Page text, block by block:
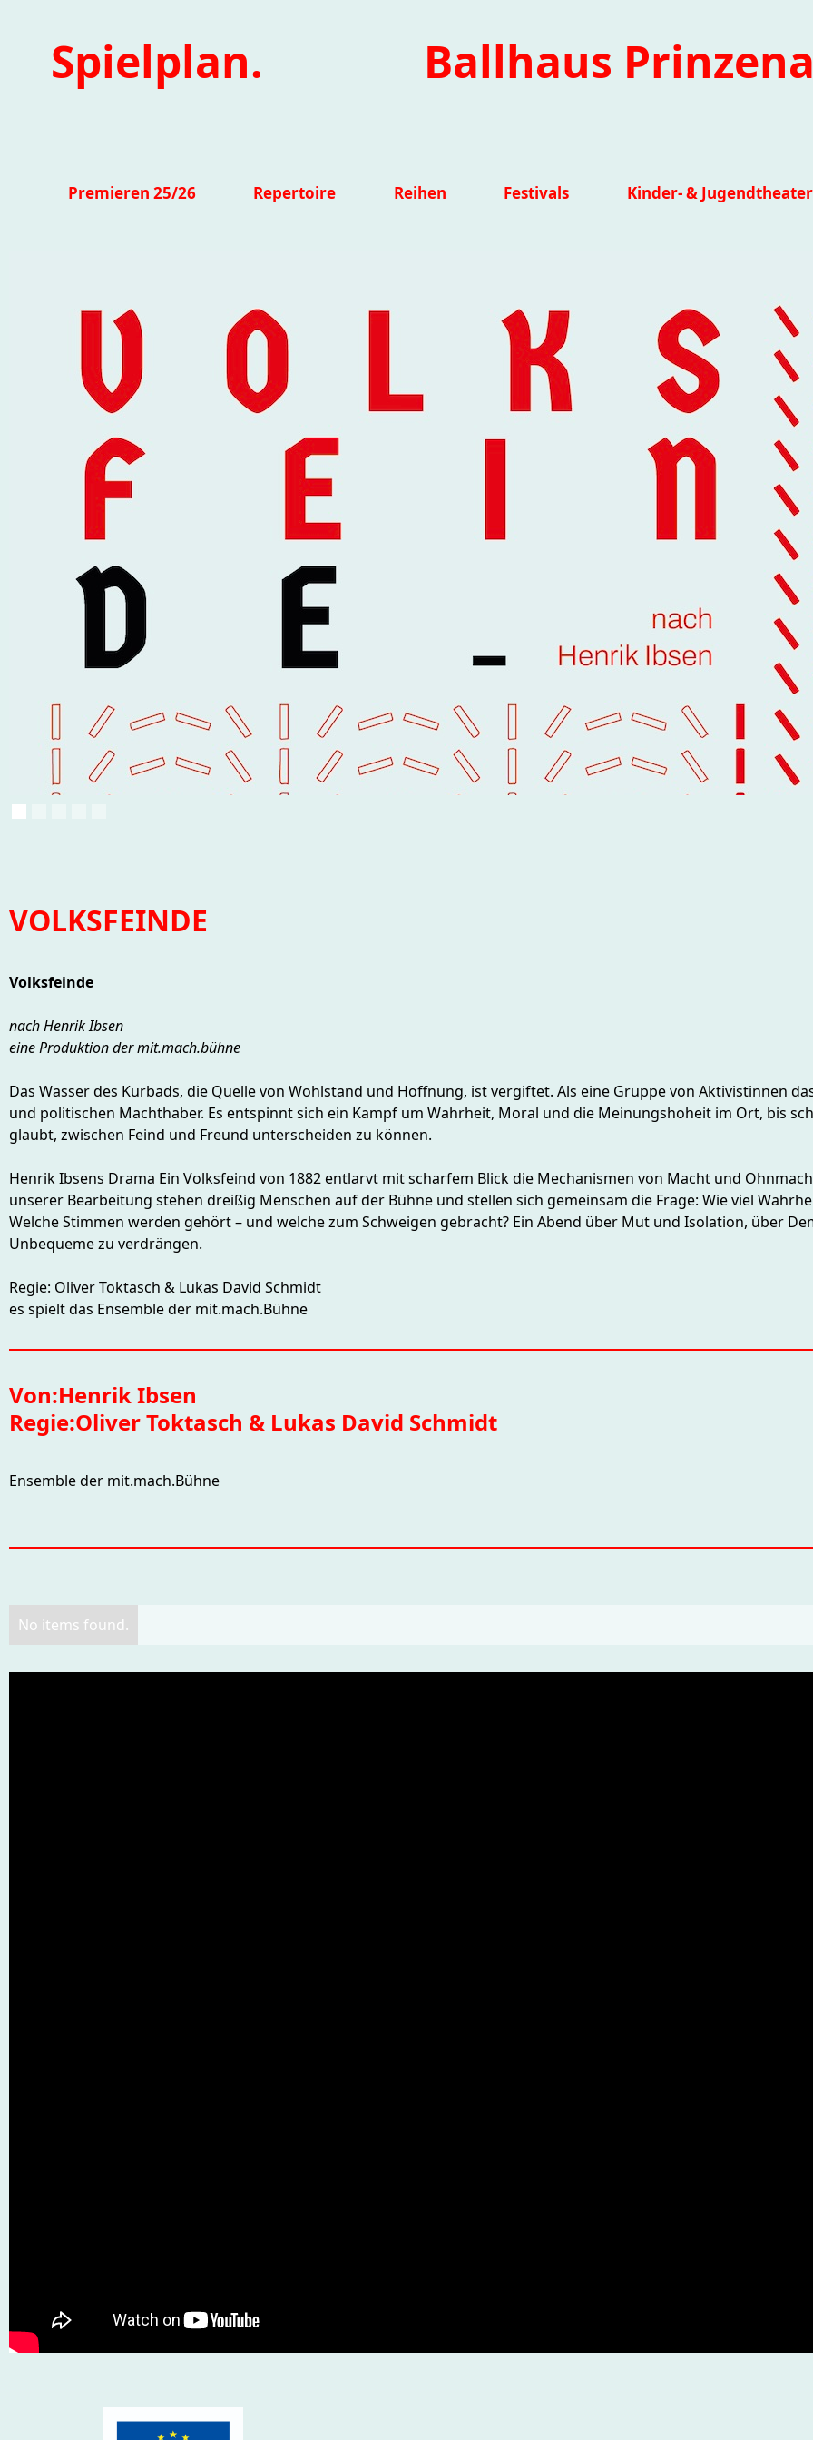
Spielplan. Ballhaus
Premieren 25/26 Repertoire Reihen Festivals Kinder- & Jugendtheater
VOLKSFEINDE
Volksfeinde
nach Henrik Ibsen
eine Produktion der mit.mach.bühne
Das Wasser des Kurbads, die Quelle von Wohlstand und Hoffnung, ist vergiftet. Als eine Gruppe von Aktivistinnen
und politischen Machthaber. Es entspinnt sich ein Kampf um Wahrheit, Moral und die Meinungshoheit im Ort, bis
glaubt, zwischen Feind und Freund unterscheiden zu können.
Henrik Ibsens Drama Ein Volksfeind von 1882 entlarvt mit scharfem Blick die Mechanismen von Macht und
unserer Bearbeitung stehen dreißig Menschen auf der Bühne und stellen sich gemeinsam die Frage: Wie viel
Welche Stimmen werden gehört – und welche zum Schweigen gebracht? Ein Abend über Mut und Isolation, über
Unbequeme zu verdrängen.
Regie: Oliver Toktasch & Lukas David Schmidt
es spielt das Ensemble der mit.mach.Bühne
Von:Henrik Ibsen
Regie:Oliver Toktasch & Lukas David Schmidt
Ensemble der mit.mach.Bühne
No items found.